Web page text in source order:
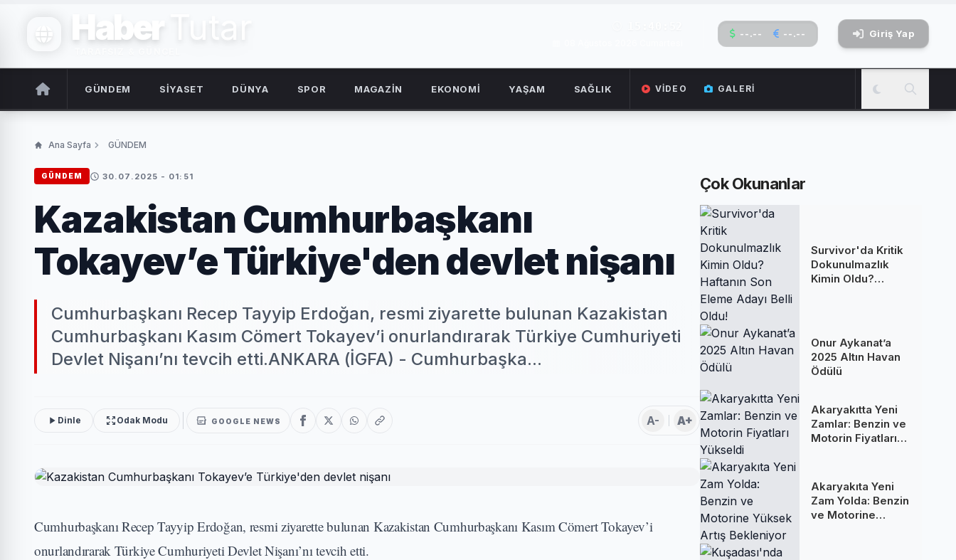
Haber Tutar --.-- --.-- Giriş Yap
GÜNDEM SİYASET DÜNYA SPOR MAGAZİN EKONOMİ YAŞAM SAĞLIK VIDEO GALERI
Ana Sayfa GÜNDEM
GÜNDEM 30.07.2025 - 01:51
Kazakistan Cumhurbaşkanı
Tokayev’e Türkiye'den devlet nişanı
Cumhurbaşkanı Recep Tayyip Erdoğan, resmi ziyarette bulunan Kazakistan
Cumhurbaşkanı Kasım Cömert Tokayev’i onurlandırarak Türkiye Cumhuriyeti
Devlet Nişanı’nı tevcih etti.ANKARA (İGFA) - Cumhurbaşka...
Dinle Odak Modu GOOGLE NEWS A- A+
Cumhurbaşkanı Recep Tayyip Erdoğan, resmi ziyarette bulunan Kazakistan Cumhurbaşkanı Kasım Cömert Tokayev’i
onurlandırarak Türkiye Cumhuriyeti Devlet Nişanı’nı tevcih etti.
Çok Okunanlar
Survivor'da Kritik
Dokunulmazlık
Kimin Oldu?
Onur Aykanat’a
2025 Altın Havan
Ödülü
Akaryakıtta Yeni
Zamlar: Benzin ve
Motorin Fiyatları
Akaryakıta Yeni
Zam Yolda: Benzin
ve Motorine